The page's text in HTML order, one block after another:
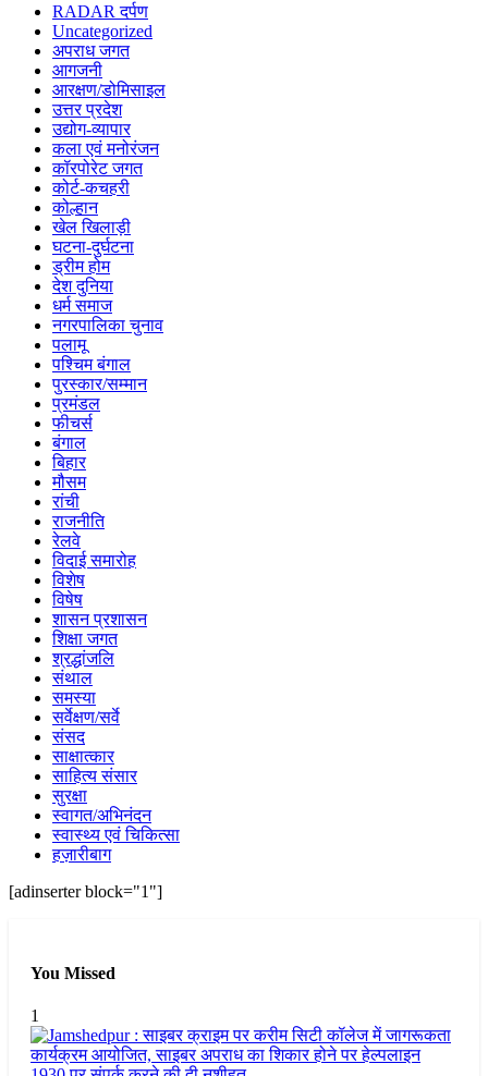
RADAR दर्पण
Uncategorized
अपराध जगत
आगजनी
आरक्षण/डोमिसाइल
उत्तर प्रदेश
उद्योग-व्यापार
कला एवं मनोरंजन
कॉरपोरेट जगत
कोर्ट-कचहरी
कोल्हान
खेल खिलाड़ी
घटना-दुर्घटना
ड्रीम होम
देश दुनिया
धर्म समाज
नगरपालिका चुनाव
पलामू
पश्चिम बंगाल
पुरस्कार/सम्मान
प्रमंडल
फीचर्स
बंगाल
बिहार
मौसम
रांची
राजनीति
रेलवे
विदाई समारोह
विशेष
विषेष
शासन प्रशासन
शिक्षा जगत
श्रद्धांजलि
संथाल
समस्या
सर्वेक्षण/सर्वे
संसद
साक्षात्कार
साहित्य संसार
सुरक्षा
स्वागत/अभिनंदन
स्वास्थ्य एवं चिकित्सा
हज़ारीबाग
[adinserter block="1"]
You Missed
1